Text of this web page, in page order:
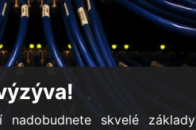
skvelé základy